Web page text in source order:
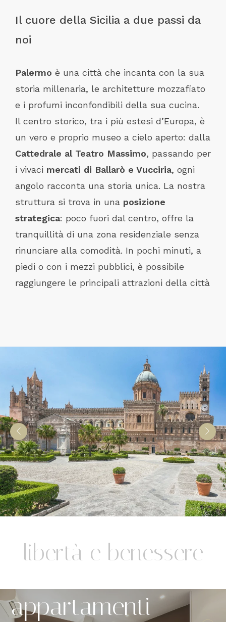
Il cuore della Sicilia a due passi da
noi
Palermo è una città che incanta con la sua
storia millenaria, le architetture mozzafiato
e i profumi inconfondibili della sua cucina.
Il centro storico, tra i più estesi d’Europa, è
un vero e proprio museo a cielo aperto: dalla
Cattedrale al Teatro Massimo, passando per
i vivaci mercati di Ballarò e Vucciria, ogni
angolo racconta una storia unica. La nostra
struttura si trova in una posizione
strategica: poco fuori dal centro, offre la
tranquillità di una zona residenziale senza
rinunciare alla comodità. In pochi minuti, a
piedi o con i mezzi pubblici, è possibile
raggiungere le principali attrazioni della città
libertà e benessere
appartamenti